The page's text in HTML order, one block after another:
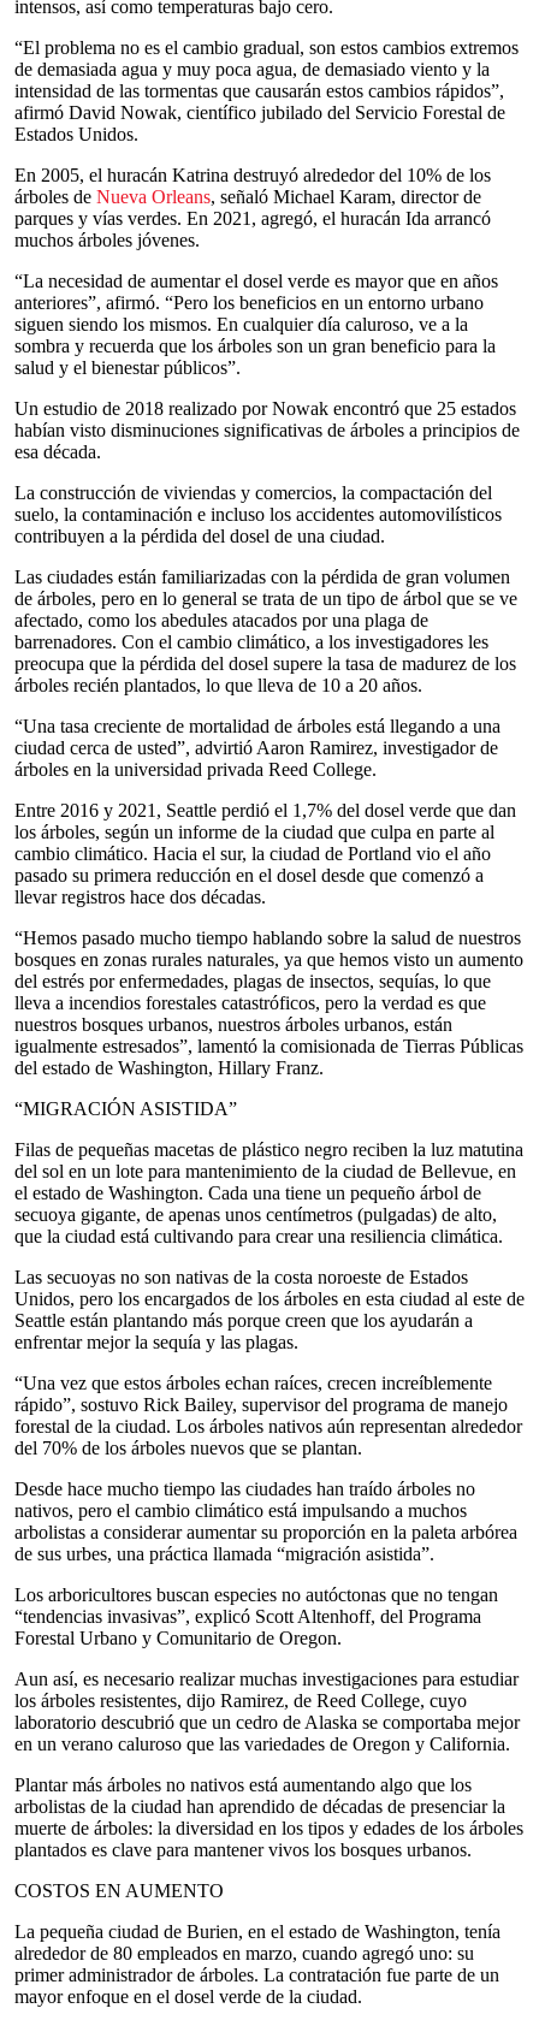
intensos, así como temperaturas bajo cero.
“El problema no es el cambio gradual, son estos cambios extremos
de demasiada agua y muy poca agua, de demasiado viento y la
intensidad de las tormentas que causarán estos cambios rápidos”,
afirmó David Nowak, científico jubilado del Servicio Forestal de
Estados Unidos.
En 2005, el huracán Katrina destruyó alrededor del 10% de los
árboles de Nueva Orleans, señaló Michael Karam, director de
parques y vías verdes. En 2021, agregó, el huracán Ida arrancó
muchos árboles jóvenes.
“La necesidad de aumentar el dosel verde es mayor que en años
anteriores”, afirmó. “Pero los beneficios en un entorno urbano
siguen siendo los mismos. En cualquier día caluroso, ve a la
sombra y recuerda que los árboles son un gran beneficio para la
salud y el bienestar públicos”.
Un estudio de 2018 realizado por Nowak encontró que 25 estados
habían visto disminuciones significativas de árboles a principios de
esa década.
La construcción de viviendas y comercios, la compactación del
suelo, la contaminación e incluso los accidentes automovilísticos
contribuyen a la pérdida del dosel de una ciudad.
Las ciudades están familiarizadas con la pérdida de gran volumen
de árboles, pero en lo general se trata de un tipo de árbol que se ve
afectado, como los abedules atacados por una plaga de
barrenadores. Con el cambio climático, a los investigadores les
preocupa que la pérdida del dosel supere la tasa de madurez de los
árboles recién plantados, lo que lleva de 10 a 20 años.
“Una tasa creciente de mortalidad de árboles está llegando a una
ciudad cerca de usted”, advirtió Aaron Ramirez, investigador de
árboles en la universidad privada Reed College.
Entre 2016 y 2021, Seattle perdió el 1,7% del dosel verde que dan
los árboles, según un informe de la ciudad que culpa en parte al
cambio climático. Hacia el sur, la ciudad de Portland vio el año
pasado su primera reducción en el dosel desde que comenzó a
llevar registros hace dos décadas.
“Hemos pasado mucho tiempo hablando sobre la salud de nuestros
bosques en zonas rurales naturales, ya que hemos visto un aumento
del estrés por enfermedades, plagas de insectos, sequías, lo que
lleva a incendios forestales catastróficos, pero la verdad es que
nuestros bosques urbanos, nuestros árboles urbanos, están
igualmente estresados”, lamentó la comisionada de Tierras Públicas
del estado de Washington, Hillary Franz.
“MIGRACIÓN ASISTIDA”
Filas de pequeñas macetas de plástico negro reciben la luz matutina
del sol en un lote para mantenimiento de la ciudad de Bellevue, en
el estado de Washington. Cada una tiene un pequeño árbol de
secuoya gigante, de apenas unos centímetros (pulgadas) de alto,
que la ciudad está cultivando para crear una resiliencia climática.
Las secuoyas no son nativas de la costa noroeste de Estados
Unidos, pero los encargados de los árboles en esta ciudad al este de
Seattle están plantando más porque creen que los ayudarán a
enfrentar mejor la sequía y las plagas.
“Una vez que estos árboles echan raíces, crecen increíblemente
rápido”, sostuvo Rick Bailey, supervisor del programa de manejo
forestal de la ciudad. Los árboles nativos aún representan alrededor
del 70% de los árboles nuevos que se plantan.
Desde hace mucho tiempo las ciudades han traído árboles no
nativos, pero el cambio climático está impulsando a muchos
arbolistas a considerar aumentar su proporción en la paleta arbórea
de sus urbes, una práctica llamada “migración asistida”.
Los arboricultores buscan especies no autóctonas que no tengan
“tendencias invasivas”, explicó Scott Altenhoff, del Programa
Forestal Urbano y Comunitario de Oregon.
Aun así, es necesario realizar muchas investigaciones para estudiar
los árboles resistentes, dijo Ramirez, de Reed College, cuyo
laboratorio descubrió que un cedro de Alaska se comportaba mejor
en un verano caluroso que las variedades de Oregon y California.
Plantar más árboles no nativos está aumentando algo que los
arbolistas de la ciudad han aprendido de décadas de presenciar la
muerte de árboles: la diversidad en los tipos y edades de los árboles
plantados es clave para mantener vivos los bosques urbanos.
COSTOS EN AUMENTO
La pequeña ciudad de Burien, en el estado de Washington, tenía
alrededor de 80 empleados en marzo, cuando agregó uno: su
primer administrador de árboles. La contratación fue parte de un
mayor enfoque en el dosel verde de la ciudad.